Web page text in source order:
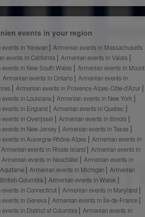
events in your region
events in Yerevan
Armenian events in Massachusetts
events in California
Armenian events in Valais
events in New South Wales
Armenian events in Mount
Armenian events in Ontario
Armenian events in
Armenian events in Provence-Alpes-Côte-d’Azur
events in Louisiana
Armenian events in New York
events in England
Armenian events in Quebec
events in Overijssel
Armenian events in Illinois
events in New Jersey
Armenian events in Texas
events in Auvergne-Rhône-Alpes
Armenian events in
Armenian events in Rhode Island
Armenian events in
Armenian events in Neuchâtel
Armenian events in
Armenian events in Michigan
Armenian
Columbia
Armenian events in Wales
events in Connecticut
Armenian events in Maryland
events in Geneva
Armenian events in Île-de-France
events in District of Columbia
Armenian events in